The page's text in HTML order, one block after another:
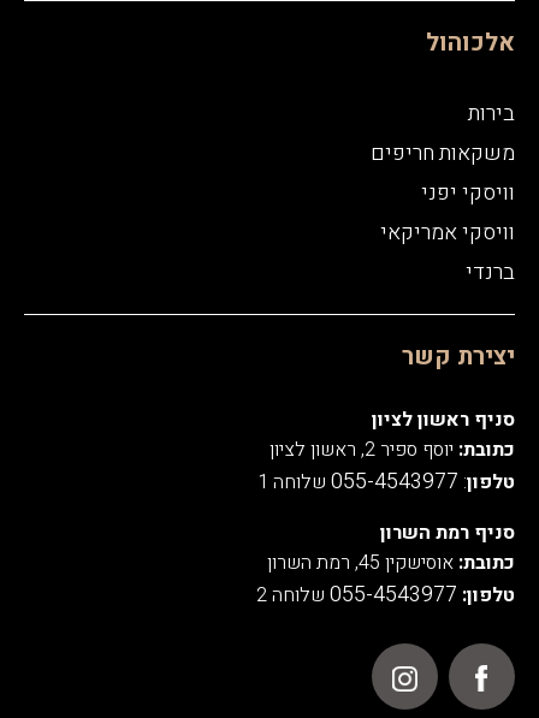
אלכוהול
בירות
משקאות חריפים
וויסקי יפני
וויסקי אמריקאי
ברנדי
יצירת קשר
סניף ראשון לציון
כתובת: יוסף ספיר 2, ראשון לציון
טלפון:
055-4543977 שלוחה 1
סניף רמת השרון
כתובת: אוסישקין 45, רמת השרון
טלפון: 055-4543977 שלוחה 2